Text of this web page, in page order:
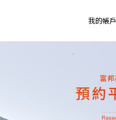
我的帳戶